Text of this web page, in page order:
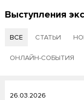
Выступления
ВСЕ СТАТЬИ
ОНЛАЙН-СОБЫТИЯ
26.03.2026